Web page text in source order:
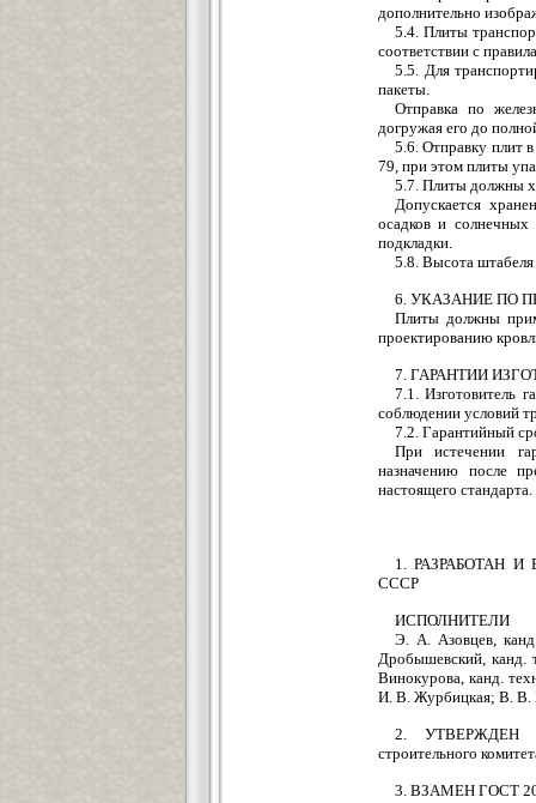
дополнительно
5.4. Плиты
соответствии с
5.5. Для
пакеты.
Отправка по
догружая его до
5.6. Отправку плит
79, при этом плиты
5.7. Плиты должны
Допускается
осадков и
подкладки.
5.8. Высота
6. УКАЗАНИЕ ПО
Плиты должны
проектированию
7. ГАРАНТИИ
7.1. Изготовитель
соблюдении условий
7.2. Гарантийный
При истечении
назначению после
настоящего стандарта.
1. РАЗРАБОТАН И
СССР
ИСПОЛНИТЕЛИ
Э. А. Азовцев,
Дробышевский, канд.
Винокурова, канд.
И. В. Журбицкая; В. В.
2. УТВЕРЖДЕН И
строительного
3. ВЗАМЕН ГОСТ